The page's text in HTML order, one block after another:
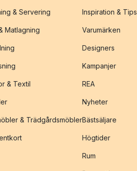
& Servering
Matlagning
& Textil
& Trädgårdsmöbler
Inspiration & Tips
Varumärken
Designers
Kampanjer
REA
Nyheter
Bästsäljare
Högtider
Rum